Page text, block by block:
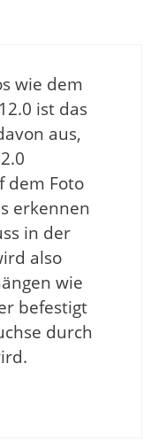
wie dem
ist das
aus,
dem Foto
erkennen
in der
also
wie
befestigt
durch